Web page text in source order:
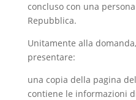
concluso con una
Repubblica.
Unitamente alla
presentare:
una copia della pagina
contiene le informazioni